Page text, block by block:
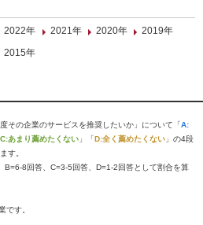
2022年 2021年 2020年
2019年
2015年
その企業のサービスを推奨したいか」について「A:
C:あまり薦めたくない 」「D:全く薦めたくない 」の4段
す。
8回答、C=3-5回答、D=1-2回答として割合を算
です。